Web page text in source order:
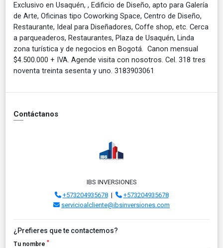
Exclusivo en Usaquén, , Edificio de Diseño, apto para Galería
de Arte, Oficinas tipo Coworking Space, Centro de Diseño,
Restaurante, Ideal para Diseñadores, Coffe shop, etc. Cerca
a parqueaderos, Restaurantes, Plaza de Usaquén, Linda
zona turística y de negocios en Bogotá. Canon mensual
$4.500.000 + IVA. Agende visita con nosotros. Cel. 318 tres
noventa treinta sesenta y uno. 3183903061
Contáctanos
IBS INVERSIONES
+573204935678|
+573204935678
servicioalcliente@ibsinversiones.com
¿Prefieres que te contactemos?
Tu nombre *